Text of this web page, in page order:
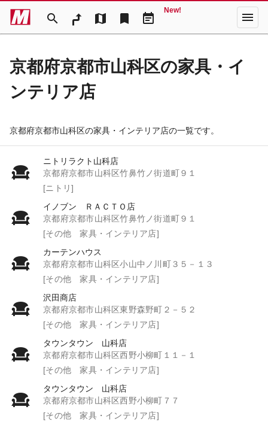
search map bookmark event_note
New! menu
京都府京都市山科区の家具・イ
ンテリア店
京都府京都市山科区の家具・インテリア店の一覧です。
ニトリラクト山科店
京都府京都市山科区竹鼻竹ノ街道町９１
[ニトリ]
イノブン ＲＡＣＴＯ店
京都府京都市山科区竹鼻竹ノ街道町９１
[その他 家具・インテリア店]
カーテンハウス
京都府京都市山科区小山中ノ川町３５－１３
[その他 家具・インテリア店]
沢田商店
京都府京都市山科区東野森野町２－５２
[その他 家具・インテリア店]
タウンタウン 山科店
京都府京都市山科区西野小柳町１１－１
[その他 家具・インテリア店]
タウンタウン 山科店
京都府京都市山科区西野小柳町７７
[その他 家具・インテリア店]